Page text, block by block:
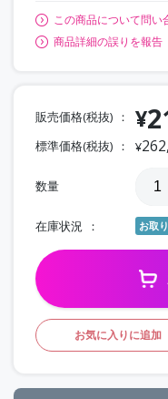
この商品について問い
商品詳細の誤りを報告
販売価格(税抜) ¥
標準価格(税抜) ¥
数量
在庫状況 お取
お気に入りに追加